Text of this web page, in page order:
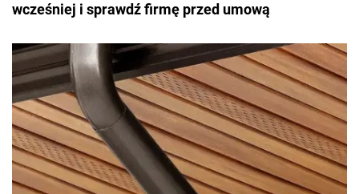
wcześniej i sprawdź firmę przed umową